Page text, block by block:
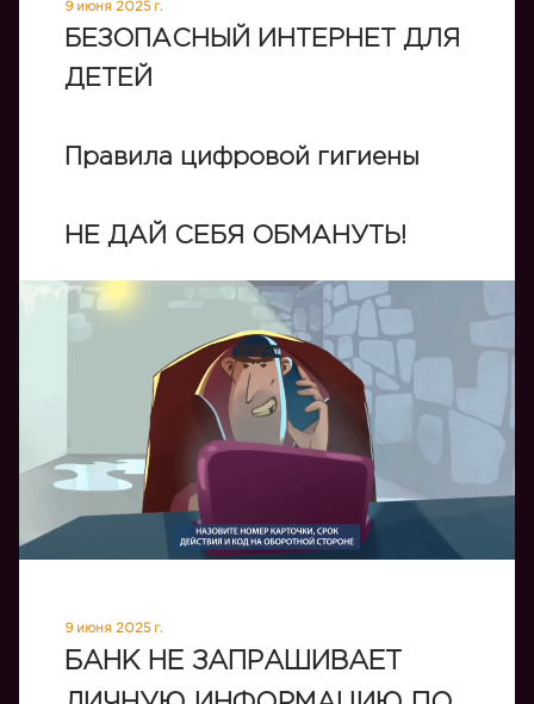
9 июня 2025 г.
БЕЗОПАСНЫЙ ИНТЕРНЕТ ДЛЯ
ДЕТЕЙ
Правила цифровой гигиены
НЕ ДАЙ СЕБЯ ОБМАНУТЬ!
9 июня 2025 г.
БАНК НЕ ЗАПРАШИВАЕТ